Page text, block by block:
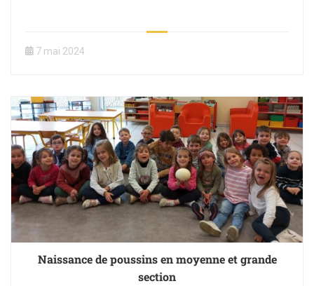
7 mai 2024
Naissance de poussins en moyenne et grande
section